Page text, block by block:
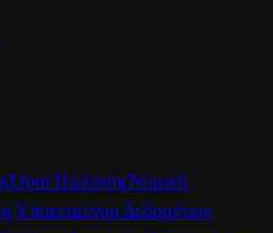
Όροι ΠώλησηςΝομική
Υποκειμένου Δεδομένων